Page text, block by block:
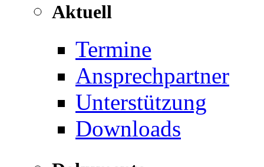
Aktuell
Termine
Ansprechpartner
Unterstützung
Downloads